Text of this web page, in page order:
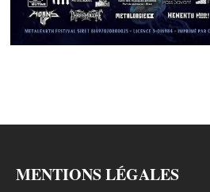
MENTIONS LÉGALES